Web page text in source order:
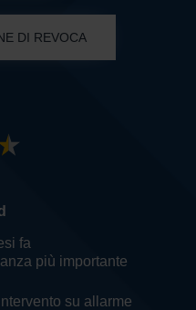
DI REVOCA
fa
più importante
su allarme